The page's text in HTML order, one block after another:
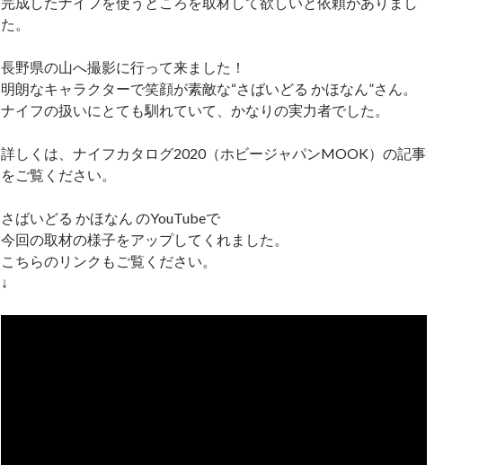
た。
長野県の山へ撮影に行って来ました！
明朗なキャラクターで笑顔が素敵な“さばいどる かほなん”さん。
ナイフの扱いにとても馴れていて、かなりの実力者でした。
詳しくは、ナイフカタログ2020（ホビージャパンMOOK）の記事
をご覧ください。
さばいどる かほなん のYouTubeで
今回の取材の様子をアップしてくれました。
こちらのリンクもご覧ください。
↓